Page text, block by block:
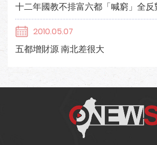
十二年國教不排富六都「喊窮」全反
2010.05.07
五都增財源 南北差很大